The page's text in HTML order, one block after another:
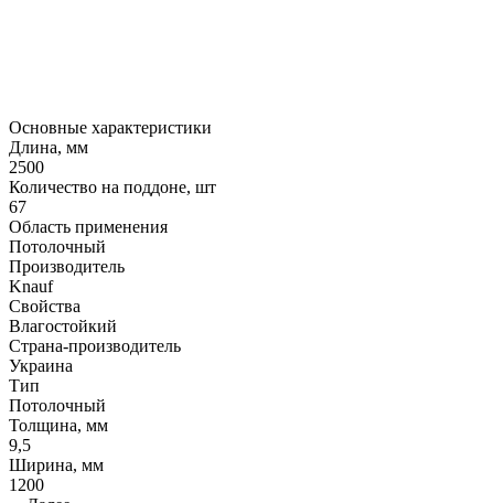
Основные характеристики
Длина, мм
2500
Количество на поддоне, шт
67
Область применения
Потолочный
Производитель
Knauf
Свойства
Влагостойкий
Страна-производитель
Украина
Тип
Потолочный
Толщина, мм
9,5
Ширина, мм
1200